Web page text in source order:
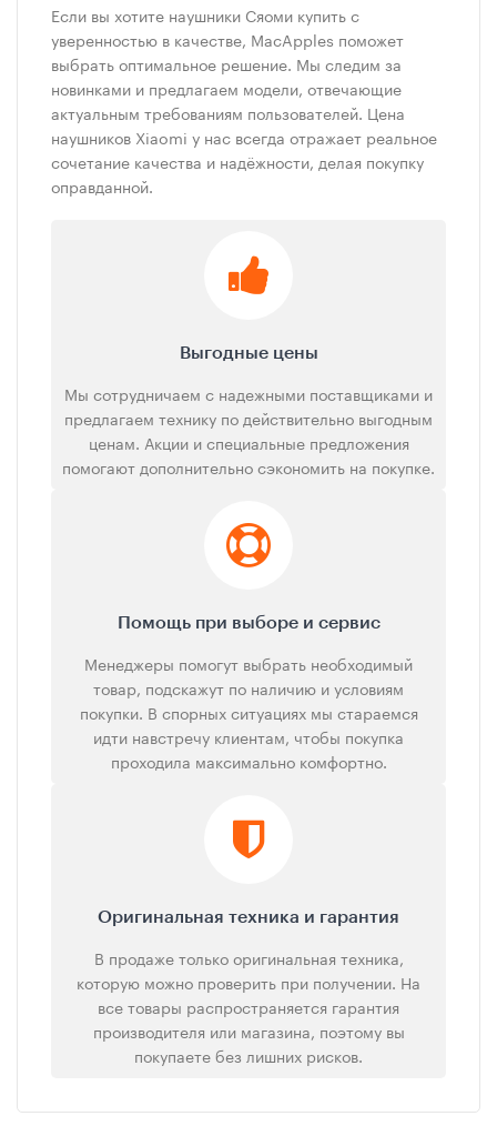
Если вы хотите наушники Сяоми купить с
уверенностью в качестве, MacApples поможет
выбрать оптимальное решение. Мы следим за
новинками и предлагаем модели, отвечающие
актуальным требованиям пользователей. Цена
наушников Xiaomi у нас всегда отражает реальное
сочетание качества и надёжности, делая покупку
оправданной.
Выгодные цены
Мы сотрудничаем с надежными поставщиками и
предлагаем технику по действительно выгодным
ценам. Акции и специальные предложения
помогают дополнительно сэкономить на покупке.
Помощь при выборе и сервис
Менеджеры помогут выбрать необходимый
товар, подскажут по наличию и условиям
покупки. В спорных ситуациях мы стараемся
идти навстречу клиентам, чтобы покупка
проходила максимально комфортно.
Оригинальная техника и гарантия
В продаже только оригинальная техника,
которую можно проверить при получении. На
все товары распространяется гарантия
производителя или магазина, поэтому вы
покупаете без лишних рисков.